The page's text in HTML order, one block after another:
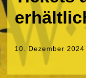
10. Dezember 2024